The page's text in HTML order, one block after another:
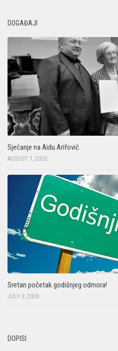
DOGAĐAJI
Sjećanje na Aidu Arifović
AUGUST 1, 2026
Sretan početak godišnjeg odmora!
JULY 3, 2026
DOPISI